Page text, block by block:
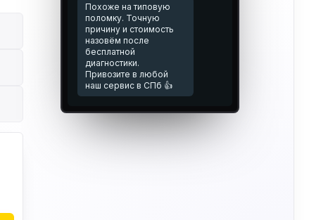
Похоже на типовую
поломку. Точную
причину и стоимость
назовём после
бесплатной
диагностики.
Привозите в любой
наш сервис в СПб 👍